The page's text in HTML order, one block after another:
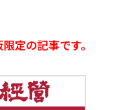
定の記事です。